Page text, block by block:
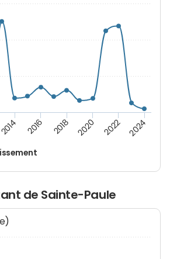
2014 2016 2018 2020 2022 2024
de Sainte-Paule